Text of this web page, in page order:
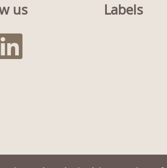
us Labels